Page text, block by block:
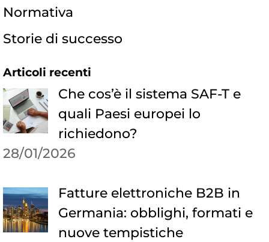
Normativa
Storie di successo
Articoli recenti
Che cos’è il sistema SAF-T e
quali Paesi europei lo
richiedono?
28/01/2026
Fatture elettroniche B2B in
Germania: obblighi, formati e
nuove tempistiche